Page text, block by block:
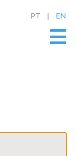
PT EN